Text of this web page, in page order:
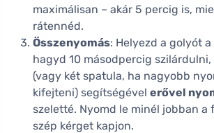
maximálisan – akár 5 percig is,
rátennéd.
Összenyomás: Helyezd a golyót
hagyd 10 másodpercig
(vagy két spatula, ha nagyobb
kifejteni) segítségével erővel
szeletté. Nyomd le minél jobban a
szép kérget kapjon.